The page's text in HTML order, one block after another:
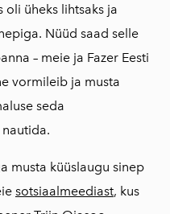
üheks lihtsaks ja
Nüüd saad selle
– meie ja Fazer Eesti
vormileib ja musta
seda
musta küüslaugu sinep
sotsiaalmeediast, kus